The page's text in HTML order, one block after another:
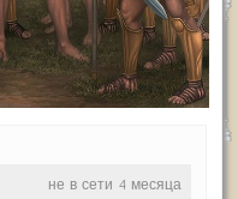
не в сети 4 месяца